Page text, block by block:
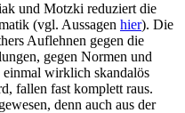
und Motzki reduziert die
(vgl. Aussagen hier). Die
Auflehnen gegen die
gegen Normen und
einmal wirklich skandalös
fallen fast komplett raus.
denn auch aus der